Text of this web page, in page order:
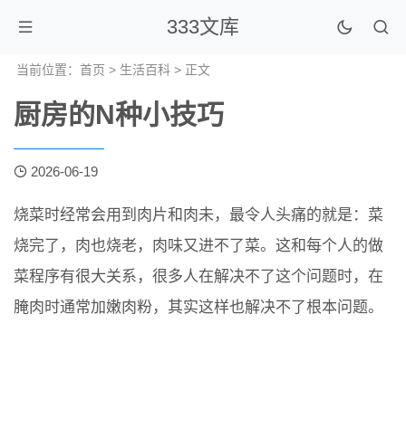
333文库
当前位置： 首页 > 生活百科 > 正文
厨房的N种小技巧
2026-06-19
烧菜时经常会用到肉片和肉未，最令人头痛的就是：菜
烧完了，肉也烧老，肉味又进不了菜。这和每个人的做
菜程序有很大关系，很多人在解决不了这个问题时，在
腌肉时通常加嫩肉粉，其实这样也解决不了根本问题。